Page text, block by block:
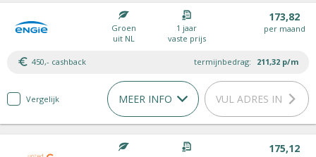
Groen
uit NL
1 jaar
vaste prijs
173,82
per maand
450,- cashback termijnbedrag: 211,32 p/m
Vergelijk MEER INFO VUL ADRES IN
175,12